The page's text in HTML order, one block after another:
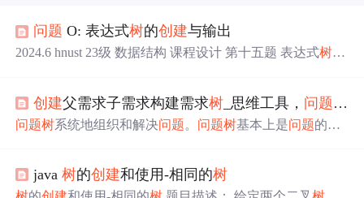
问题 O: 表达式树的创建与输出
2024.6 hnust 23级 数据结构 课程设计 第十五题 表达式树的
创建父需求子需求构建需求树 _思维工具， 问题树
问题树系统地组织和解决问题。 问题树基本上是问题的地
于管理的问题，并确定问题的某些部分的优先级。换句话
说，它们对于“分而治之”策略很有用。问题树的示例由于
java树的创建和使用-相同的树